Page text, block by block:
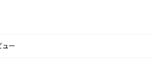
ュー